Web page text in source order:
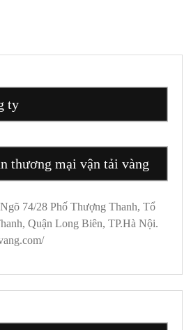
Hải
3
đêm
ty
thương mại vận tải vàng
74/28 Phố Thượng Thanh, Tổ
Quận Long Biên, TP.Hà Nội.